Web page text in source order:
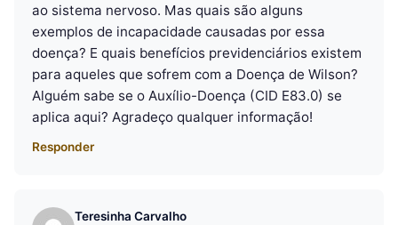
ao sistema nervoso. Mas quais são alguns
exemplos de incapacidade causadas por essa
doença? E quais benefícios previdenciários existem
para aqueles que sofrem com a Doença de Wilson?
Alguém sabe se o Auxílio-Doença (CID E83.0) se
aplica aqui? Agradeço qualquer informação!
Responder
Teresinha Carvalho